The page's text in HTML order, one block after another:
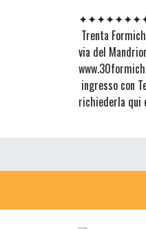
Trenta
via del
ingresso con
richiederla